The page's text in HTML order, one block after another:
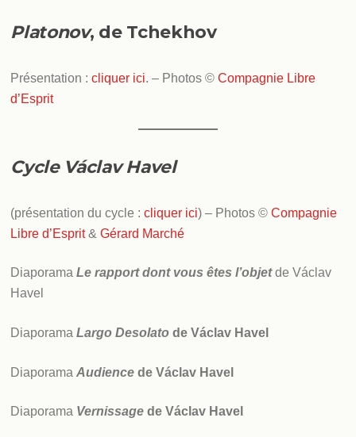
Platonov, de Tchekhov
Présentation :cliquer ici. – Photos ©Compagnie Libre
d’Esprit
Cycle Václav Havel
(présentation du cycle :cliquer ici) – Photos ©Compagnie
Libre d’Esprit&Gérard Marché
DiaporamaLe rapport dont vous êtes l’objetde Václav
Havel
DiaporamaLargo Desolato de Václav Havel
DiaporamaAudience de Václav Havel
Diaporama Vernissage de Václav Havel